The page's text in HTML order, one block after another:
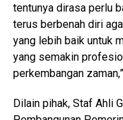
tentunya dirasa perlu
terus berbenah diri
yang lebih baik untuk
yang semakin
perkembangan
Dilain pihak, Staf Ahli